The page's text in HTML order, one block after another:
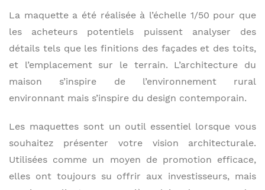
La maquette a été réalisée à l’échelle 1/50 pour que
les acheteurs potentiels puissent analyser des
détails tels que les finitions des façades et des toits,
et l’emplacement sur le terrain. L’architecture du
maison s’inspire de l’environnement rural
environnant mais s’inspire du design contemporain.
Les maquettes sont un outil essentiel lorsque vous
souhaitez présenter votre vision architecturale.
Utilisées comme un moyen de promotion efficace,
elles ont toujours su offrir aux investisseurs, mais